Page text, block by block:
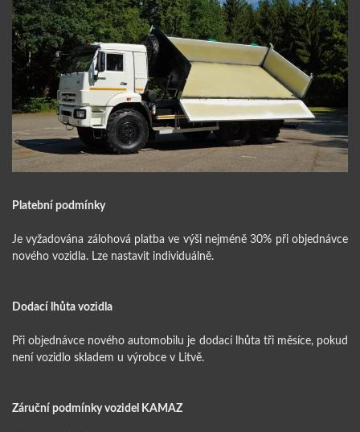
Platební podmínky
Je vyžadována zálohová platba ve výši nejméně 30% při objednávce
nového vozidla. Lze nastavit individuálně.
Dodací lhůta vozidla
Při objednávce nového automobilu je dodací lhůta tři měsíce, pokud
není vozidlo skladem u výrobce v Litvě.
Záruční podmínky vozidel KAMAZ